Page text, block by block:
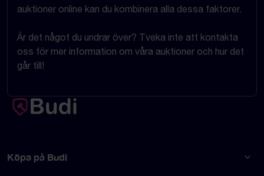
auktioner online kan du kombinera alla dessa faktorer.
Är det något du undrar över? Tveka inte att kontakta
oss för mer information om våra auktioner och hur det
går till!
Köpa på Budi